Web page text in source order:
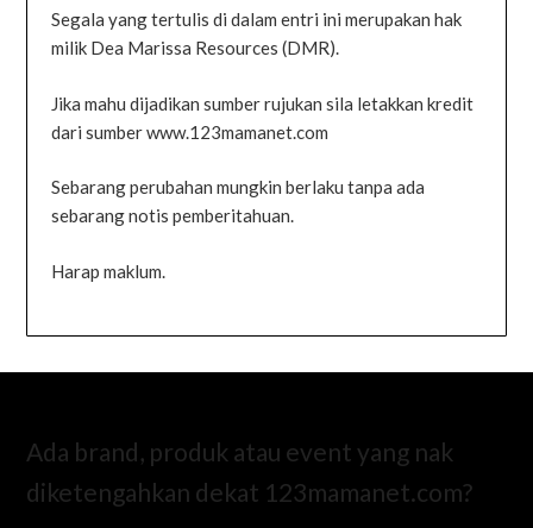
Segala yang tertulis di dalam entri ini merupakan hak
milik Dea Marissa Resources (DMR).
Jika mahu dijadikan sumber rujukan sila letakkan kredit
dari sumber www.123mamanet.com
Sebarang perubahan mungkin berlaku tanpa ada
sebarang notis pemberitahuan.
Harap maklum.
Ada brand, produk atau event yang nak
diketengahkan dekat 123mamanet.com?